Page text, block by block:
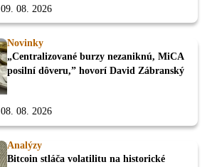
09. 08. 2026
Novinky
„Centralizované burzy nezaniknú, MiCA
posilní dôveru,” hovorí David Zábranský
08. 08. 2026
Analýzy
Bitcoin stláča volatilitu na historické